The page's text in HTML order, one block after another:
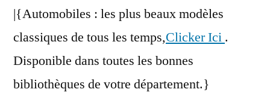
|{Automobiles : les plus beaux modèles
classiques de tous les temps,Clicker Ici .
Disponible dans toutes les bonnes
bibliothèques de votre département.}